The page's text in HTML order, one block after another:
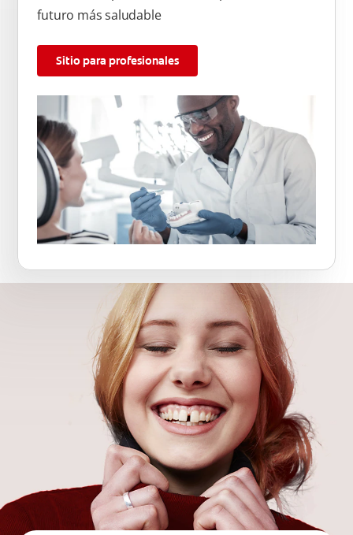
futuro más saludable
Sitio para profesionales